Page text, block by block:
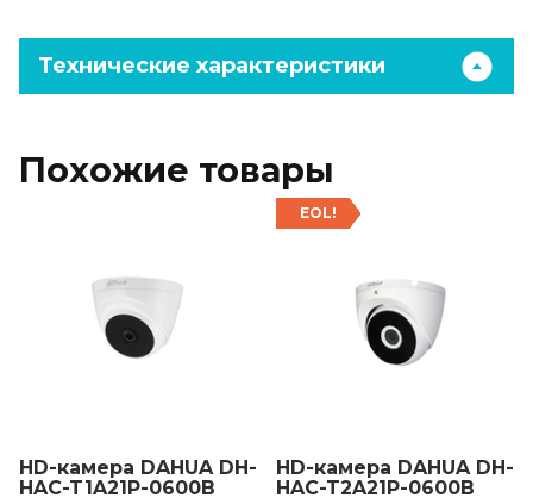
Технические характеристики
Похожие товары
HD-камера DAHUA DH-
HAC-T1A21P-0600B
EOL!
HD-камера DAHUA DH-
HAC-T2A21P-0600B